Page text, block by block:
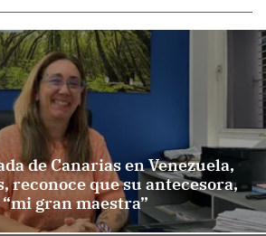
de Canarias en Venezuela,
reconoce que su antecesora,
gran maestra”